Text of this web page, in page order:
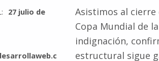
27 julio de
Asistimos al cierre
Copa Mundial de
indignación,
estructural sigue